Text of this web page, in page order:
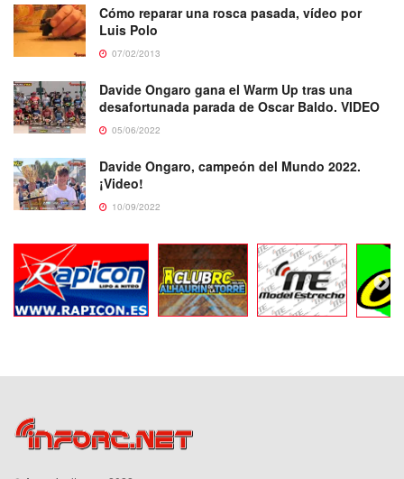
Cómo reparar una rosca pasada, vídeo por
Luis Polo
07/02/2013
Davide Ongaro gana el Warm Up tras una
desafortunada parada de Oscar Baldo. VIDEO
05/06/2022
Davide Ongaro, campeón del Mundo 2022.
¡Video!
10/09/2022